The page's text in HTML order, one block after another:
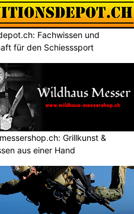
Fachwissen und
für den Schiesssport
Grillkunst &
aus einer Hand